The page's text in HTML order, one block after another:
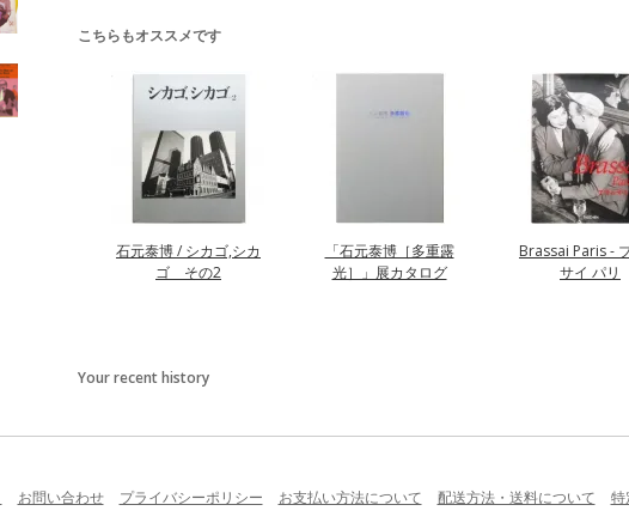
こちらもオススメです
石元泰博 / シカゴ,シカ
ゴ その2
「石元泰博［多重露
光］」展カタログ
Brassai Paris -
サイ パリ
Your recent history
お問い合わせ プライバシーポリシー お支払い方法について 配送方法・送料について 特